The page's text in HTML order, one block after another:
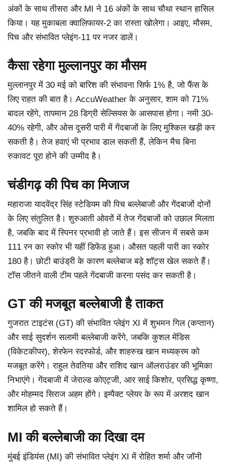
अंकों के साथ तीसरा और MI ने 16 अंकों के साथ चौथा स्थान हासिल
किया। यह मुकाबला क्वालिफायर-2 का रास्ता खोलेगा। आइए, मौसम,
पिच और संभावित प्लेइंग-11 पर नजर डालें।
कैसा रहेगा मुल्लानपुर का मौसम
मुल्लानपुर में 30 मई को बारिश की संभावना सिर्फ 1% है, जो फैंस के
लिए राहत की बात है। AccuWeather के अनुसार, शाम को 71%
बादल रहेंगे, तापमान 28 डिग्री सेल्सियस के आसपास होगा। नमी 30-
40% रहेगी, और ओस दूसरी पारी में गेंदबाजों के लिए मुश्किल खड़ी कर
सकती है। तेज हवाएं भी प्रभाव डाल सकती हैं, लेकिन मैच बिना
रुकावट पूरा होने की उम्मीद है।
चंडीगढ़ की पिच का मिजाज
महाराजा यादवेंद्र सिंह स्टेडियम की पिच बल्लेबाजों और गेंदबाजों दोनों
के लिए संतुलित है। शुरुआती ओवरों में तेज गेंदबाजों को उछाल मिलता
है, जबकि बाद में स्पिनर प्रभावी हो जाते हैं। इस सीजन में सबसे कम
111 रन का स्कोर भी यहीं डिफेंड हुआ। औसत पहली पारी का स्कोर
180 है। छोटी बाउंड्री के कारण बल्लेबाज बड़े शॉट्स खेल सकते हैं।
टॉस जीतने वाली टीम पहले गेंदबाजी करना पसंद कर सकती है।
GT की मजबूत बल्लेबाजी है ताकत
गुजरात टाइटंस (GT) की संभावित प्लेइंग XI में शुभमन गिल (कप्तान)
और साई सुदर्शन सलामी बल्लेबाजी करेंगे, जबकि कुशल मेंडिस
(विकेटकीपर), शेरफेन रदरफोर्ड, और शाहरुख खान मध्यक्रम को
मजबूत करेंगे। राहुल तेवतिया और राशिद खान ऑलराउंडर की भूमिका
निभाएंगे। गेंदबाजी में जेराल्ड कोएट्जी, आर साई किशोर, प्रसिद्ध कृष्णा,
और मोहम्मद सिराज अहम होंगे। इम्पैक्ट प्लेयर के रूप में अरशद खान
शामिल हो सकते हैं।
MI की बल्लेबाजी का दिखा दम
मुंबई इंडियंस (MI) की संभावित प्लेइंग XI में रोहित शर्मा और जॉनी